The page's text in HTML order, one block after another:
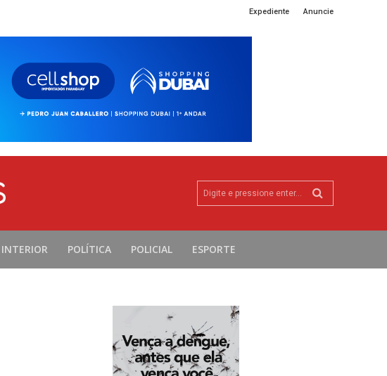
Expediente Anuncie
Digite e pressione enter...
INTERIOR POLÍTICA POLICIAL ESPORTE